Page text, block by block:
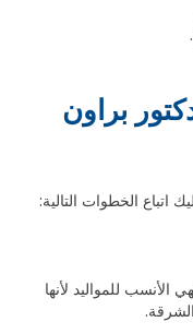
براون
اتباع الخطوات التالية:
الأنسب للمواليد لأنها